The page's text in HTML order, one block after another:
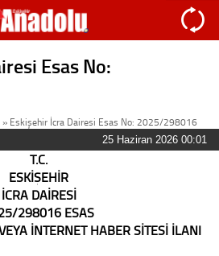
Esas No:
» Eskişehir İcra Dairesi Esas No: 2025/298016
25 Haziran 2026 00:01
T.C.
ESKİŞEHİR
İCRA DAİRESİ
298016 ESAS
İNTERNET HABER SİTESİ İLANI